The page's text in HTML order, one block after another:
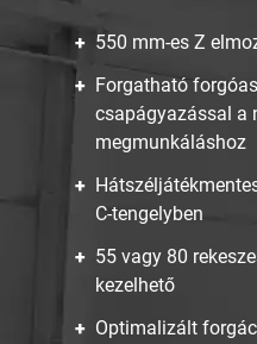
550 mm-es Z
Forgatható
csapágyazással a
megmunkáláshoz
C-tengelyben
55 vagy 80
kezelhető
Optimalizált